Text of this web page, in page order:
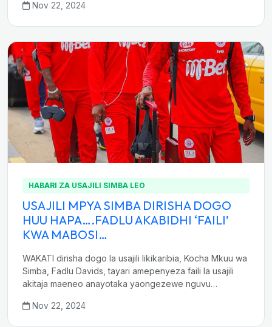
Nov 22, 2024
HABARI ZA USAJILI SIMBA LEO
USAJILI MPYA SIMBA DIRISHA DOGO
HUU HAPA….FADLU AKABIDHI ‘FAILI’
KWA MABOSI…
WAKATI dirisha dogo la usajili likikaribia, Kocha Mkuu wa
Simba, Fadlu Davids, tayari amepenyeza faili la usajili
akitaja maeneo anayotaka yaongezewe nguvu…
Nov 22, 2024